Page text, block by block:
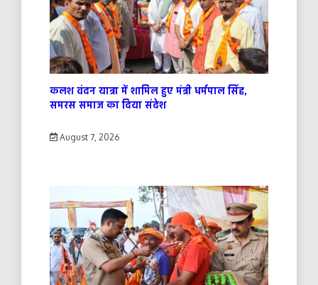
कलश वंदन यात्रा में शामिल हुए मंत्री धर्मपाल सिंह,
समरस समाज का दिया संदेश
August 7, 2026